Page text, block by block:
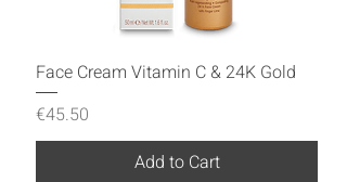
Face Cream Vitamin C & 24K Gold
Price
€45.50
Add to Cart